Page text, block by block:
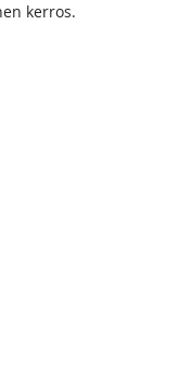
kerros.